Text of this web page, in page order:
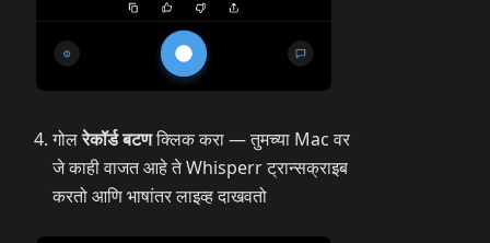
गोलरेकॉर्ड बटणक्लिक करा — तुमच्या Mac वर
जे काही वाजत आहे ते Whisperr ट्रान्सक्राइब
करतो आणि भाषांतर लाइव्ह दाखवतो